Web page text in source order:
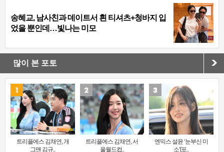
송혜교, 남사친과 데이트서 흰 티셔츠+청바지 입
었을 뿐인데…빛나는 미모
많이 본 포토
트리플에스 김채연, 개
그맨 김규..
트리플에스 김채연, 서
울월드컵..
엔믹스 설윤 ‘눈부신 미
소’[포..